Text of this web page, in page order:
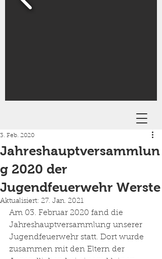
Jahreshauptversammlun
g 2020 der
Jugendfeuerwehr Werste
3. Feb. 2020
Aktualisiert: 27. Jan. 2021
Am 03. Februar 2020 fand die
Jahreshauptversammlung unserer
Jugendfeuerwehr statt. Dort wurde
zusammen mit den Eltern der